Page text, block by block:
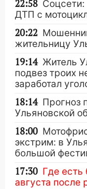
22:58 Соцсети:
ДТП с
20:22
жительницу
19:14 Житель
подвез троих
заработал
18:14 Прогноз
Ульяновской
18:00
экстрим: в
большой
17:30 Где есть
августа после